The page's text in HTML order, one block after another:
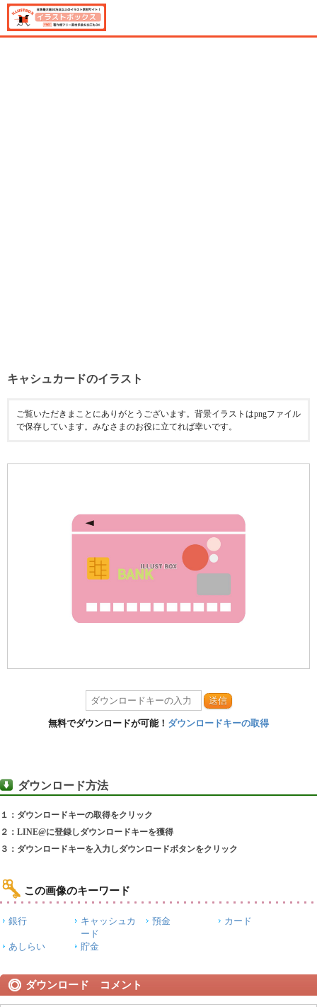
キャシュカードのイラスト
ご覧いただきまことにありがとうございます。背景イラストはpngファイル
で保存しています。みなさまのお役に立てれば幸いです。
送信
無料でダウンロードが可能！ ダウンロードキーの取得
ダウンロード方法
１：ダウンロードキーの取得をクリック
２：LINE@に登録しダウンロードキーを獲得
３：ダウンロードキーを入力しダウンロードボタンをクリック
この画像のキーワード
銀行
キャッシュカ
ード
預金 カード
あしらい 貯金
ダウンロード コメント